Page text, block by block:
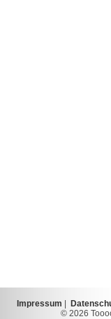
Impressum
© 2026